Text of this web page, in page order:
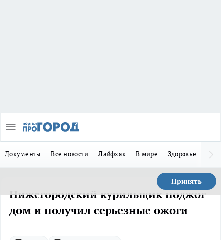
Документы Все новости Лайфхак В мире Здоровье
Принять
Нижегородский курильщик поджог
дом и получил серьезные ожоги